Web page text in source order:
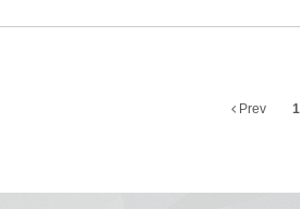
Prev 1